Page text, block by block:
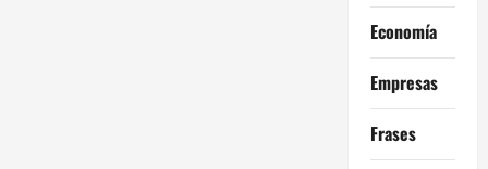
Economía
Empresas
Frases